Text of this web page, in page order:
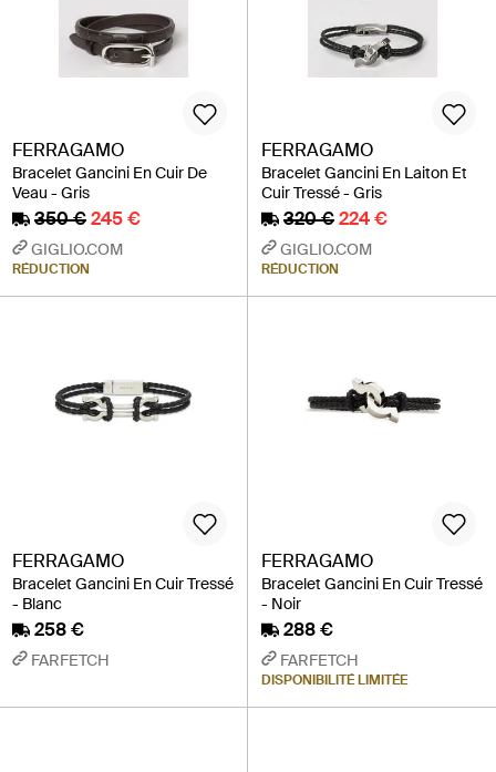
FERRAGAMO
Bracelet Gancini En Cuir De
Veau - Gris
350 €245 €
GIGLIO.COM
RÉDUCTION
FERRAGAMO
Bracelet Gancini En Laiton Et
Cuir Tressé - Gris
320 €224 €
GIGLIO.COM
RÉDUCTION
FERRAGAMO
Bracelet Gancini En Cuir Tressé
- Blanc
258 €
FARFETCH
FERRAGAMO
Bracelet Gancini En Cuir Tressé
- Noir
288 €
FARFETCH
DISPONIBILITÉ LIMITÉE